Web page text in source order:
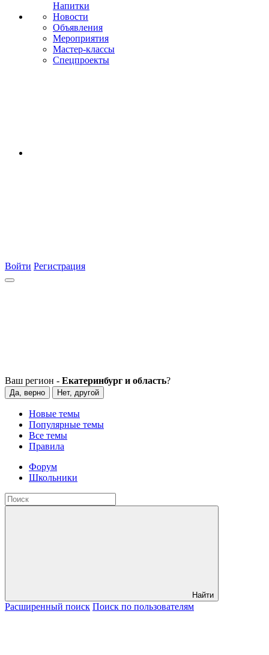
Напитки
Новости
Объявления
Мероприятия
Мастер-классы
Спецпроекты
Войти Регистрация
Ваш регион - Екатеринбург и область?
Да, верно Нет, другой
Новые темы
Популярные темы
Все темы
Правила
Форум
Школьники
Найти
Расширенный поиск Поиск по пользователям